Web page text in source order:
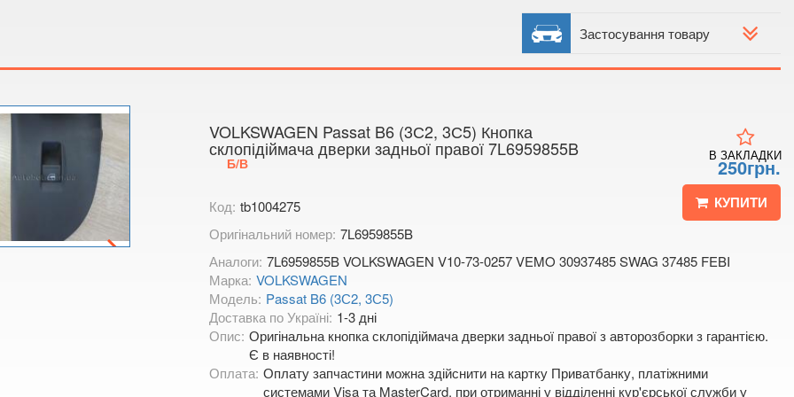
Застосування товару
VOLKSWAGEN Passat B6 (3С2, 3С5) Кнопка
склопідіймача дверки задньої правої 7L6959855B
Б/В 250грн.
КУПИТИ
В ЗАКЛАДКИ
Код: tb1004275
Оригінальний номер: 7L6959855B
Аналоги: 7L6959855B VOLKSWAGEN V10-73-0257 VEMO 30937485 SWAG 37485 FEBI
Марка: VOLKSWAGEN
Модель: Passat B6 (3С2, 3С5)
Доставка по Україні: 1-3 дні
Опис: Оригінальна кнопка склопідіймача дверки задньої правої з авторозборки з гарантією.
Є в наявності!
Оплата: Оплату запчастини можна здійснити на картку Приватбанку, платіжними
системами Visa та MasterCard, при отриманні у відділенні кур'єрської служби у